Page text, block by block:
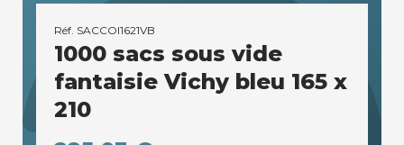
Réf. SACCOI1621VB
1000 sacs sous vide
fantaisie Vichy bleu 165 x
210